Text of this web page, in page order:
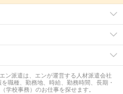
ン派遣は、エンが運営する人材派遣会社
職種、勤務地、時給、勤務時間、長期・
学校事務）のお仕事を探せます。